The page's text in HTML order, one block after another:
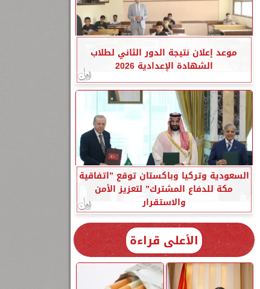
موعد إعلان نتيجة الدور الثاني لطلاب
الشهادة الإعدادية 2026
السعودية وتركيا وباكستان توقع ”اتفاقية
مكة للدفاع المشترك” لتعزيز الأمن
والاستقرار
الأعلى قراءة